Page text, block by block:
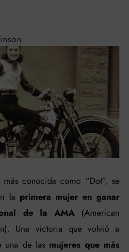
conocida como “Dot”, se
la primera mujer en ganar
de la AMA(American
Una victoria que volvió a
una de las mujeres que más